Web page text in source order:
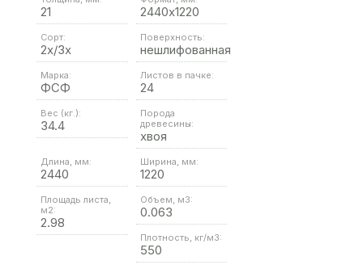
21 2440х1220
Сорт:
2х/3х
Поверхность:
нешлифованная
Марка:
ФСФ
Листов в пачке:
24
Вес (кг.):
34.4
Порода
древесины:
хвоя
Длина, мм:
2440
Ширина, мм:
1220
Площадь листа,
м2:
2.98
Объем, м3:
0.063
Плотность, кг/м3:
550